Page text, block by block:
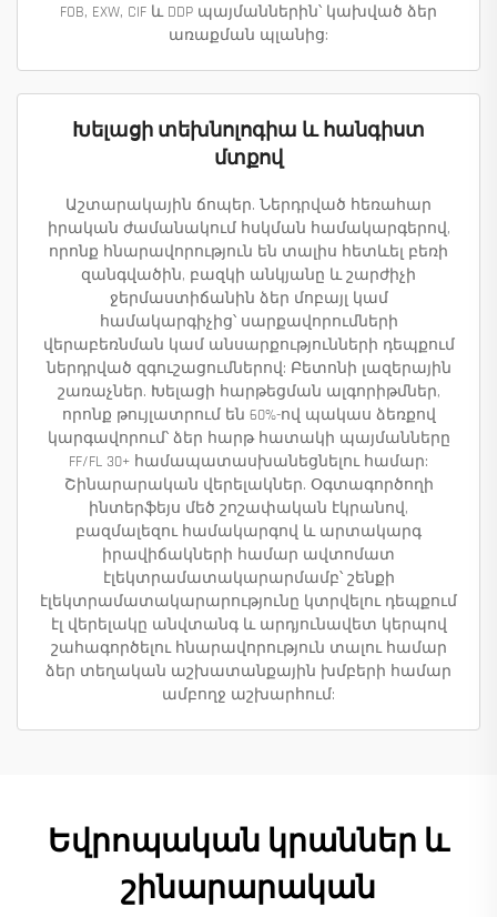
FOB, EXW, CIF և DDP պայմաններին՝ կախված ձեր
առաքման պլանից:
Խելացի տեխնոլոգիա և հանգիստ
մտքով
Աշտարակային ճոպեր. Ներդրված հեռահար
իրական ժամանակում հսկման համակարգերով,
որոնք հնարավորություն են տալիս հետևել բեռի
զանգվածին, բազկի անկյանը և շարժիչի
ջերմաստիճանին ձեր մոբայլ կամ
համակարգիչից՝ սարքավորումների
վերաբեռնման կամ անսարքությունների դեպքում
ներդրված զգուշացումներով: Բետոնի լազերային
շառաչներ. Խելացի հարթեցման ալգորիթմներ,
որոնք թույլատրում են 60%-ով պակաս ձեռքով
կարգավորում՝ ձեր հարթ հատակի պայմանները
FF/FL 30+ համապատասխանեցնելու համար:
Շինարարական վերելակներ. Օգտագործողի
ինտերֆեյս մեծ շոշափական էկրանով,
բազմալեզու համակարգով և արտակարգ
իրավիճակների համար ավտոմատ
էլեկտրամատակարարմամբ՝ շենքի
էլեկտրամատակարարությունը կտրվելու դեպքում
էլ վերելակը անվտանգ և արդյունավետ կերպով
շահագործելու հնարավորություն տալու համար
ձեր տեղական աշխատանքային խմբերի համար
ամբողջ աշխարհում:
Եվրոպական կրաններ և
շինարարական